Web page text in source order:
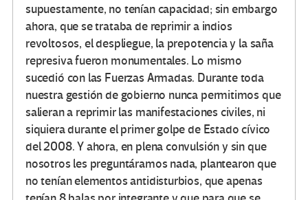
supuestamente, no tenían capacidad; sin embargo
ahora, que se trataba de reprimir a indios
revoltosos, el despliegue, la prepotencia y la saña
represiva fueron monumentales. Lo mismo
sucedió con las Fuerzas Armadas. Durante toda
nuestra gestión de gobierno nunca permitimos que
salieran a reprimir las manifestaciones civiles, ni
siquiera durante el primer golpe de Estado cívico
del 2008. Y ahora, en plena convulsión y sin que
nosotros les preguntáramos nada, plantearon que
no tenían elementos antidisturbios, que apenas